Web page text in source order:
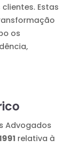
Estas
os
Advogados
relativa à